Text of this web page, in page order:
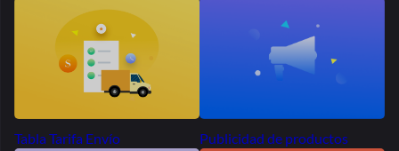
Miles de emprendedores en todo el mundo eligieron Dokan
paraconstruir sus mercados. ¿Porque no tu?